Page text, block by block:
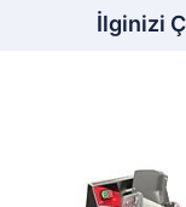
İlginizi